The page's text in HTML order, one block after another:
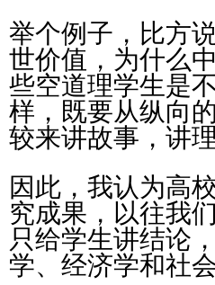
举个例子，比方
世价值，为什么
些空道理学生是
样，既要从纵向
较来讲故事，讲
因此，我认为高
究成果，以往我
只给学生讲结论
学、经济学和社